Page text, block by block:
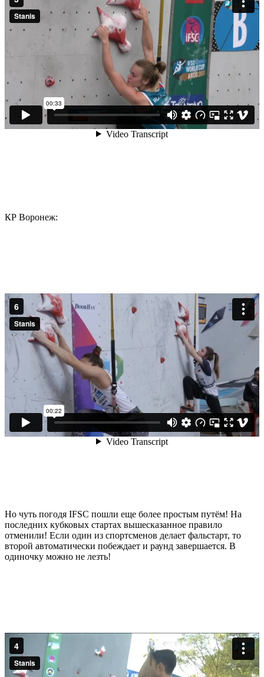
КР Воронеж:
Но чуть погодя IFSC пошли еще более простым путём! На
последних кубковых стартах вышесказанное правило
отменили! Если один из спортсменов делает фальстарт, то
второй автоматически побеждает и раунд завершается. В
одиночку можно не лезть!